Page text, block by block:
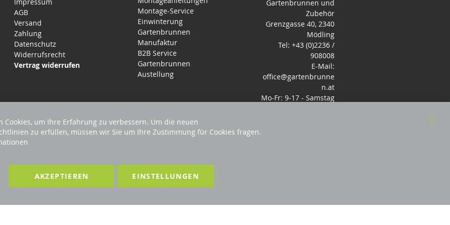
AGB
Versand
Zahlung
Datenschutz
Widerrufsrecht
Vertrag widerrufen
Montage-Service
Einwinterung
Gartenbrunnen
Manufaktur
B2B Service
Gartenbrunnen
Austellung
Gartenbrunnen und
Zubehör
Grenzgasse 40, 2340
Mödling
Tel: +43 (0)2236 /
908008
E-Mail:
office@gartenbrunne
n.at
Mo-Fr: 9-17 - Samstag
Cookies, um Ihre Erfahrung zu verbessern. Um die neuen
zu erfüllen, müssen wir Sie um Ihre Zustimmung für Cookies fragen.
AKZEPTIEREN EINSTELLUNGEN